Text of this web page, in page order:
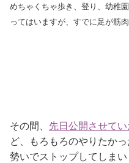
めちゃくちゃ歩き、登り、幼稚
ってはいますが、すでに足が筋
その間、 先日公開させて
ど、もろもろのやりたか
勢いでストップしてしま